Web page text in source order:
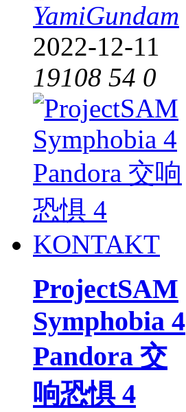
YamiGundam
2022-12-11
19108 54 0
ProjectSAM
Symphobia 4
Pandora 交
响恐惧 4